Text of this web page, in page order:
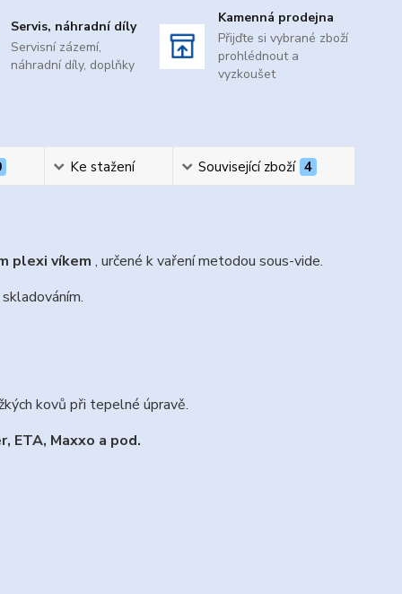
Servis, náhradní díly
Servisní zázemí,
náhradní díly, doplňky
Kamenná prodejna
Přijďte si vybrané zboží
prohlédnout a
vyzkoušet
Ke stažení Související zboží 4
plexi víkem , určené k vaření metodou sous-vide.
kovů při tepelné úpravě.
ETA, Maxxo a pod.